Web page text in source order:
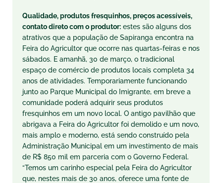
Qualidade, produtos fresquinhos, preços acessíveis,
contato direto com o produtor: estes são alguns dos
atrativos que a população de Sapiranga encontra na
Feira do Agricultor que ocorre nas quartas-feiras e nos
sábados. E amanhã, 30 de março, o tradicional
espaço de comércio de produtos locais completa 34
anos de atividades. Temporariamente funcionando
junto ao Parque Municipal do Imigrante, em breve a
comunidade poderá adquirir seus produtos
fresquinhos em um novo local. O antigo pavilhão que
abrigava a Feira do Agricultor foi demolido e um novo,
mais amplo e moderno, está sendo construído pela
Administração Municipal em um investimento de mais
de R$ 850 mil em parceria com o Governo Federal.
“Temos um carinho especial pela Feira do Agricultor
que, nestes mais de 30 anos, oferece uma fonte de